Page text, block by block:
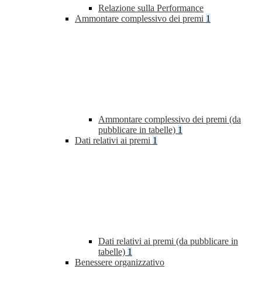
Relazione sulla Performance
Ammontare complessivo dei premi 1
Ammontare complessivo dei premi (da
pubblicare in tabelle) 1
Dati relativi ai premi 1
Dati relativi ai premi (da pubblicare in
tabelle) 1
Benessere organizzativo